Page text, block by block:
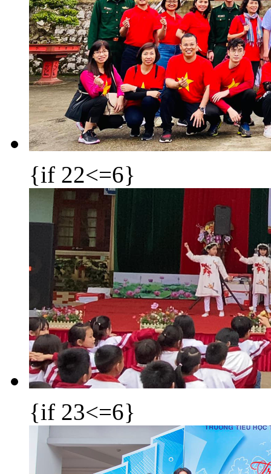
{if 22<=6}
{if 23<=6}